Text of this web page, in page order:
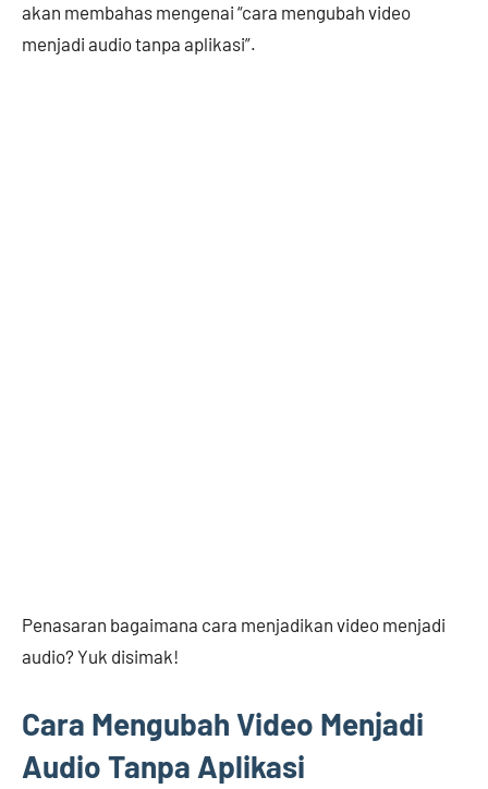
akan membahas mengenai “cara mengubah video
menjadi audio tanpa aplikasi”.
Penasaran bagaimana cara menjadikan video menjadi
audio? Yuk disimak!
Cara Mengubah Video Menjadi
Audio Tanpa Aplikasi